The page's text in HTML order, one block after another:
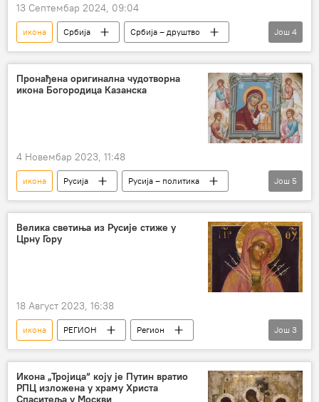
13 Септембар 2024, 09:04
икона Србија
Србија – друштво
Србија – политика
Мађарска
Урош Предић
Још 4
Пронађена оригинална чудотворна
икона Богородица Казанска
4 Новембар 2023, 11:48
икона Русија
Русија – политика
Русија – друштво
Богородица
Патријарх Кирил
ДРУШТВО
Друштво
Још 5
Велика светиња из Русије стиже у
Црну Гору
18 Август 2023, 16:38
икона РЕГИОН
Регион
Регион – друштво
Црна Гора
Саборни храм Христовог Васкрсења у Подгорици
Још 3
Икона „Тројица“ коју је Путин вратио
РПЦ изложена у храму Христа
Спаситеља у Москви